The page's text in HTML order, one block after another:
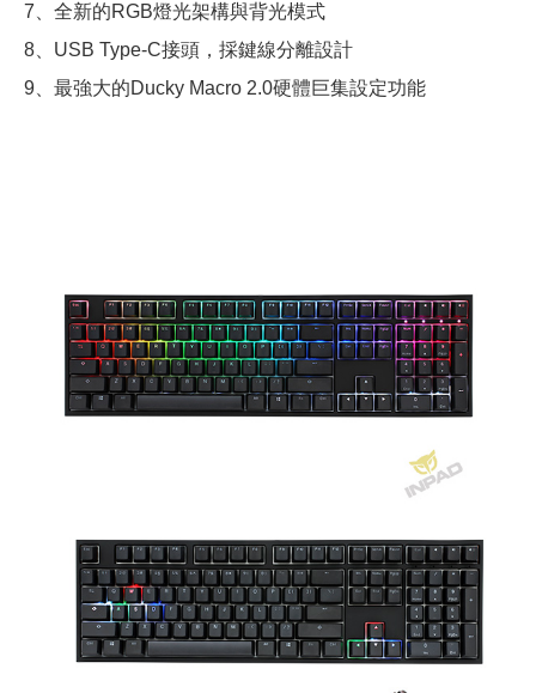
7、全新的RGB燈光架構與背光模式
8、USB Type-C接頭，採鍵線分離設計
9、最強大的Ducky Macro 2.0硬體巨集設定功能